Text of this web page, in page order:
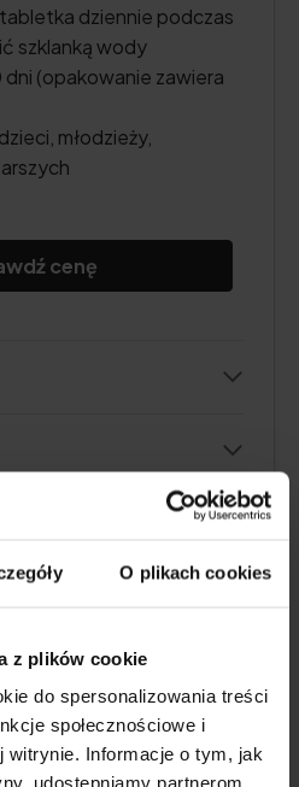
O plikach cookies
z plików cookie
do spersonalizowania treści
społecznościowe i
witrynie. Informacje o tym, jak
udostępniamy partnerom
tabletka dziennie podczas
szklanką wody
dni (opakowanie zawiera
dzieci, młodzieży,
cenę
na skórę, 10 g